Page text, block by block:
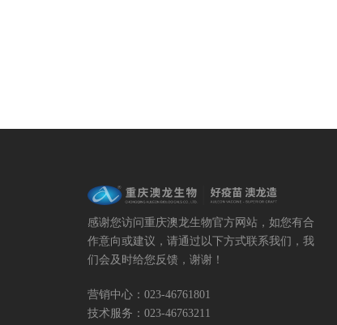
感谢您访问重庆澳龙生物官方网站，如您有合
作意向或建议，请通过以下方式联系我们，我
们会及时给您反馈，谢谢！
营销中心： 023-46761801
技术服务： 023-46763211